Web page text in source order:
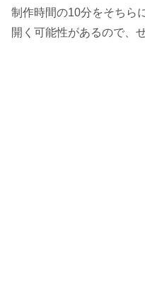
制作時間の10分をそちら
開く可能性があるので、